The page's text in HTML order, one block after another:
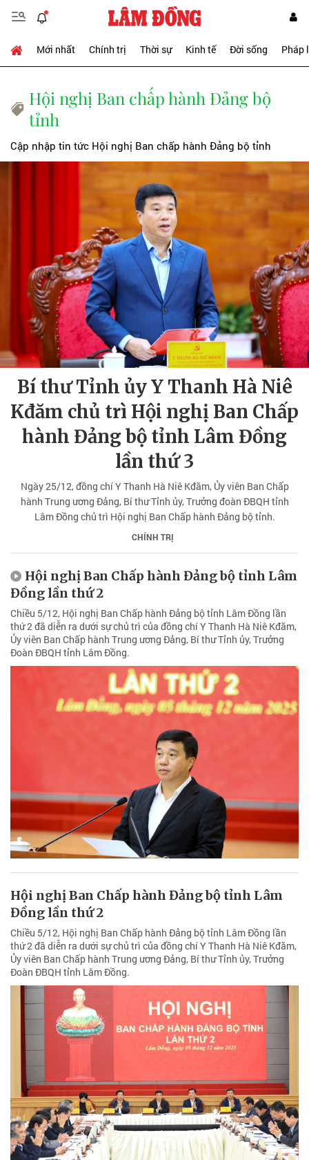
Mới nhất Chính trị Thời sự Kinh tế Đời sống Pháp
Hội nghị Ban chấp hành Đảng bộ
tỉnh
Cập nhập tin tức Hội nghị Ban chấp hành Đảng bộ tỉnh
Bí thư Tỉnh ủy Y Thanh Hà Niê
Kđăm chủ trì Hội nghị Ban Chấp
hành Đảng bộ tỉnh Lâm Đồng
lần thứ 3
Ngày 25/12, đồng chí Y Thanh Hà Niê Kđăm, Ủy viên Ban Chấp
hành Trung ương Đảng, Bí thư Tỉnh ủy, Trưởng đoàn ĐBQH tỉnh
Lâm Đồng chủ trì Hội nghị Ban Chấp hành Đảng bộ tỉnh.
CHÍNH TRỊ
Hội nghị Ban Chấp hành Đảng bộ tỉnh Lâm
Đồng lần thứ 2
Chiều 5/12, Hội nghị Ban Chấp hành Đảng bộ tỉnh Lâm Đồng lần
thứ 2 đã diễn ra dưới sự chủ trì của đồng chí Y Thanh Hà Niê Kđăm,
Ủy viên Ban Chấp hành Trung ương Đảng, Bí thư Tỉnh ủy, Trưởng
Đoàn ĐBQH tỉnh Lâm Đồng.
Hội nghị Ban Chấp hành Đảng bộ tỉnh Lâm
Đồng lần thứ 2
Chiều 5/12, Hội nghị Ban Chấp hành Đảng bộ tỉnh Lâm Đồng lần
thứ 2 đã diễn ra dưới sự chủ trì của đồng chí Y Thanh Hà Niê Kđăm,
Ủy viên Ban Chấp hành Trung ương Đảng, Bí thư Tỉnh ủy, Trưởng
Đoàn ĐBQH tỉnh Lâm Đồng.